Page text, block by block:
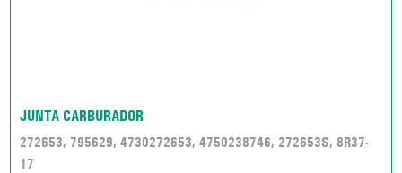
JUNTA CARBURADOR
272653, 795629, 4730272653, 4750238746, 272653S, 8R37-
17